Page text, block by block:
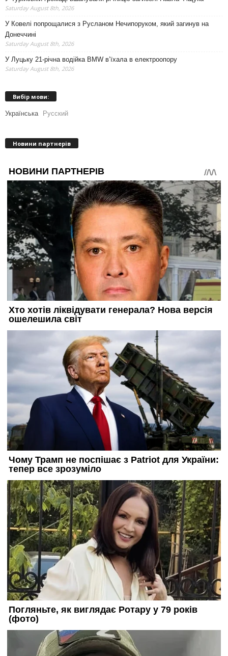
Saturday August 8th, 2026
У Ковелі попрощалися з Русланом Нечипоруком, який загинув на
Донеччині
Saturday August 8th, 2026
У Луцьку 21-річна водійка BMW в’їхала в електроопору
Saturday August 8th, 2026
Вибір мови:
Українська Русский
Новини партнерів